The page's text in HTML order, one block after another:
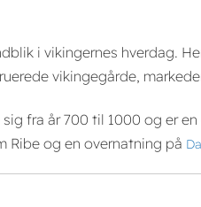
i vikingernes hverdag.
vikingegårde,
fra år 700 til 1000 og er
Ribe og en overnatning på